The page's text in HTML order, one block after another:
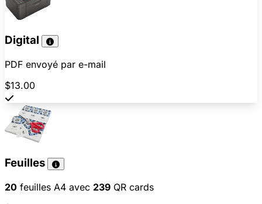
Digital
PDF envoyé par e-mail
$13.00
Feuilles
20 feuilles A4 avec 239 QR cards